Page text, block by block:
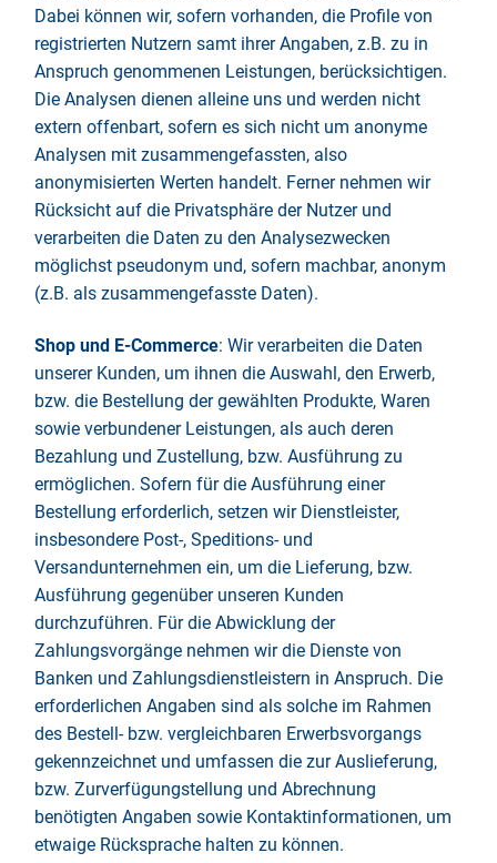
Dabei können wir, sofern vorhanden, die Profile von
registrierten Nutzern samt ihrer Angaben, z.B. zu in
Anspruch genommenen Leistungen, berücksichtigen.
Die Analysen dienen alleine uns und werden nicht
extern offenbart, sofern es sich nicht um anonyme
Analysen mit zusammengefassten, also
anonymisierten Werten handelt. Ferner nehmen wir
Rücksicht auf die Privatsphäre der Nutzer und
verarbeiten die Daten zu den Analysezwecken
möglichst pseudonym und, sofern machbar, anonym
(z.B. als zusammengefasste Daten).
Shop und E-Commerce: Wir verarbeiten die Daten
unserer Kunden, um ihnen die Auswahl, den Erwerb,
bzw. die Bestellung der gewählten Produkte, Waren
sowie verbundener Leistungen, als auch deren
Bezahlung und Zustellung, bzw. Ausführung zu
ermöglichen. Sofern für die Ausführung einer
Bestellung erforderlich, setzen wir Dienstleister,
insbesondere Post-, Speditions- und
Versandunternehmen ein, um die Lieferung, bzw.
Ausführung gegenüber unseren Kunden
durchzuführen. Für die Abwicklung der
Zahlungsvorgänge nehmen wir die Dienste von
Banken und Zahlungsdienstleistern in Anspruch. Die
erforderlichen Angaben sind als solche im Rahmen
des Bestell- bzw. vergleichbaren Erwerbsvorgangs
gekennzeichnet und umfassen die zur Auslieferung,
bzw. Zurverfügungstellung und Abrechnung
benötigten Angaben sowie Kontaktinformationen, um
etwaige Rücksprache halten zu können.